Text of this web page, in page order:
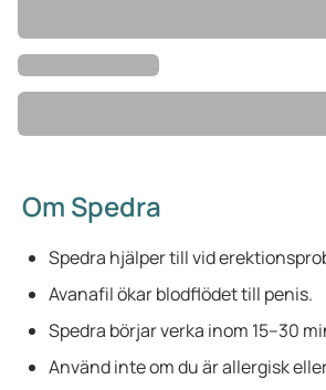
Om Spedra
Spedra hjälper till vid
Avanafil ökar blodflödet till penis.
Spedra börjar verka inom 15–30
Använd inte om du är allergisk